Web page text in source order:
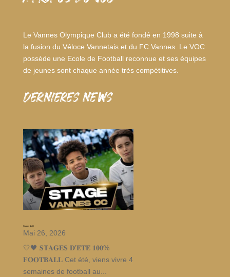
Le Vannes Olympique Club a été fondé en 1998 suite à
la fusion du Véloce Vannetais et du FC Vannes. Le VOC
possède une Ecole de Football reconnue et ses équipes
de jeunes sont chaque année très compétitives.
dernieres news
Stages d’été
Mai 26, 2026
🤍🖤 𝐒𝐓𝐀𝐆𝐄𝐒 𝐃’𝐄́𝐓𝐄́ 𝟏𝟎𝟎%
𝐅𝐎𝐎𝐓𝐁𝐀𝐋𝐋 Cet été, viens vivre 4
semaines de football au...